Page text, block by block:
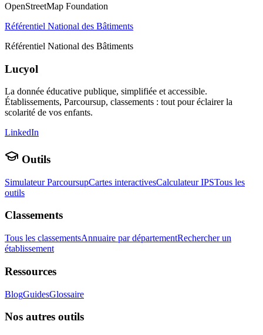
OpenStreetMap Foundation
Référentiel National des Bâtiments
Référentiel National des Bâtiments
Lucyol
La donnée éducative publique, simplifiée et accessible.
Établissements, Parcoursup, classements : tout pour éclairer la
scolarité de vos enfants.
LinkedIn
Outils
Simulateur ParcoursupCartes interactivesCalculateur IPSTous les
outils
Classements
Tous les classementsAnnuaire par départementRechercher un
établissement
Ressources
BlogGuidesGlossaire
Nos autres outils